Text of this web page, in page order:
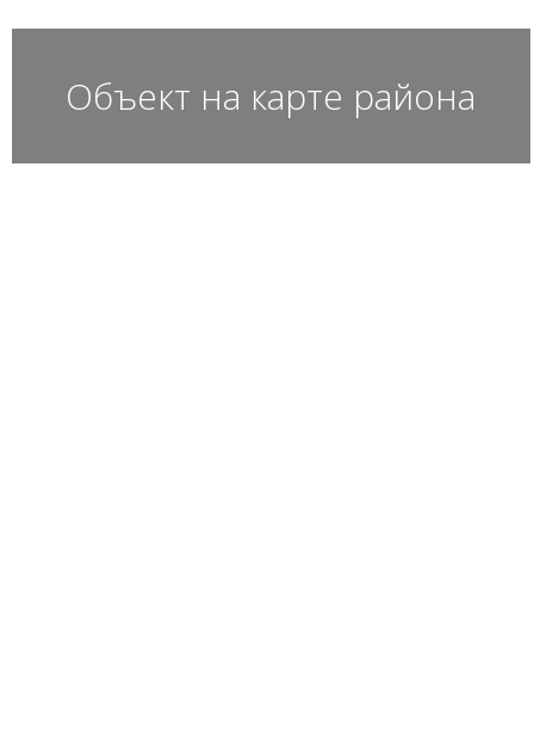
Объект на карте района